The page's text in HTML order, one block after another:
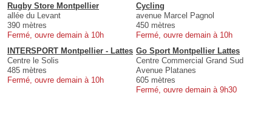
Rugby Store Montpellier
allée du Levant
390 mètres
Fermé, ouvre demain à 10h
Cycling
avenue Marcel Pagnol
450 mètres
Fermé, ouvre demain à 10h
INTERSPORT Montpellier - Lattes
Centre le Solis
485 mètres
Fermé, ouvre demain à 10h
Go Sport Montpellier Lattes
Centre Commercial Grand Sud
Avenue Platanes
605 mètres
Fermé, ouvre demain à 9h30